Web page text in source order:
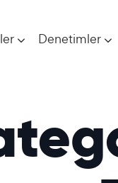
Denetimler